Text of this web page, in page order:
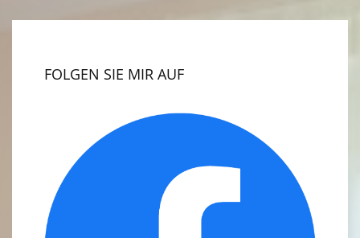
FOLGEN SIE MIR AUF